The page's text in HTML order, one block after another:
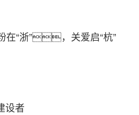
在“浙”，关爱启“杭”
设者